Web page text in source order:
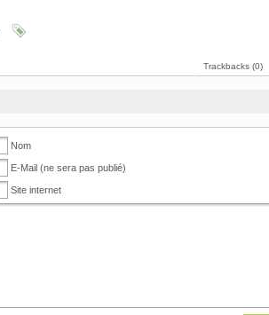
Trackbacks (0)
Nom
E-Mail (ne sera pas publié)
Site internet